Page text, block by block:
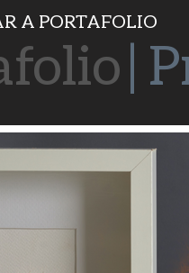
A PORTAFOLIO
|